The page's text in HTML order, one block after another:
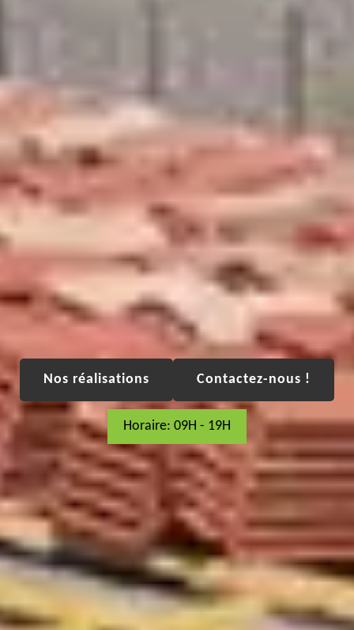
Nos réalisations Contactez-nous !
Horaire: 09H - 19H